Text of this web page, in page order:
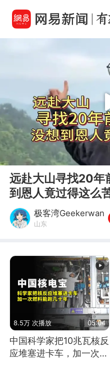
00:00
远赴大山寻找20年
到恩人竟过得这么
极客湾Geekerwan
山东
8.5万 次播放 05:04
中国科学家把10兆瓦核反
应堆塞进卡车，加一次燃